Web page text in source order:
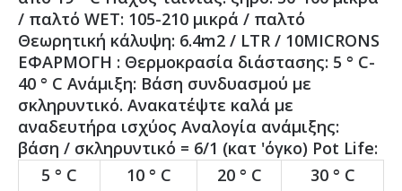
/ παλτό WET: 105-210 μικρά / παλτό
Θεωρητική κάλυψη: 6.4m2 / LTR / 10MICRONS
ΕΦΑΡΜΟΓΗ : Θερμοκρασία διάστασης: 5 ° C-
40 ° C Ανάμιξη: Βάση συνδυασμού με
σκληρυντικό. Ανακατέψτε καλά με
αναδευτήρα ισχύος Αναλογία ανάμιξης:
βάση / σκληρυντικό = 6/1 (κατ 'όγκο) Pot Life:
5 ° C
10 ° C 20 ° C
30 ° C